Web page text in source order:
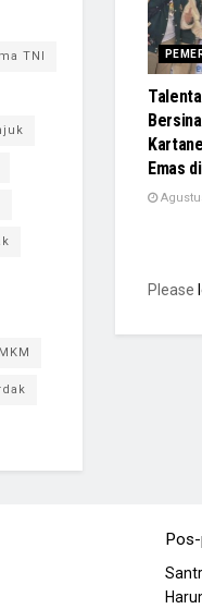
Emas
Please
TNI